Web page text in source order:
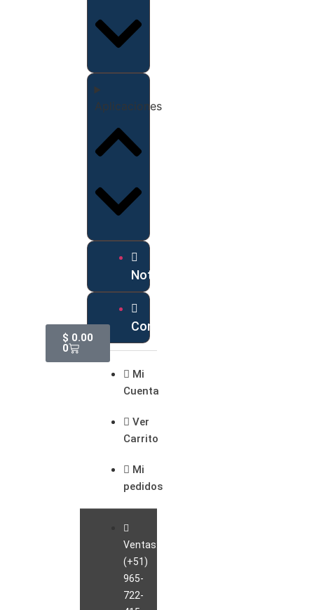
$ 0.00
0
Aplicaciones
Noticias
Contáctanos
Mi
Cuenta
Ver
Carrito
Mi
pedidos
Ventas:
(+51)
965-
722-